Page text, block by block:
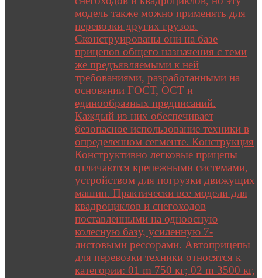
модель также можно применять для
перевозки других грузов.
Сконструированы они на базе
прицепов общего назначения с теми
же предъявляемыми к ней
требованиями, разработанными на
основании ГОСТ, ОСТ и
единообразных предписаний.
Каждый из них обеспечивает
безопасное использование техники в
определенном сегменте. Конструкция
Конструктивно легковые прицепы
отличаются крепежными системами,
устройством для погрузки движущих
машин. Практически все модели для
квадроциклов и снегоходов
поставленными на одноосную
колесную базу, усиленную 7-
листовыми рессорами. Автоприцепы
для перевозки техники относятся к
категории: 01 m 750 кг; 02 m 3500 кг,